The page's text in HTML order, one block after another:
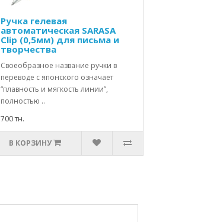
Ручка гелевая
автоматическая SARASA
Clip (0,5мм) для письма и
творчества
Своеобразное название ручки в
переводе с японского означает
“плавность и мягкость линии”,
полностью ..
700 тн.
В КОРЗИНУ